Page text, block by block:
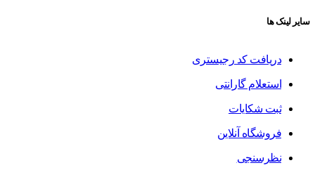
سایر لینک ها
دریافت کد رجیستری
استعلام گارانتی
ثبت شکایات
فروشگاه آنلاین
نظرسنجی